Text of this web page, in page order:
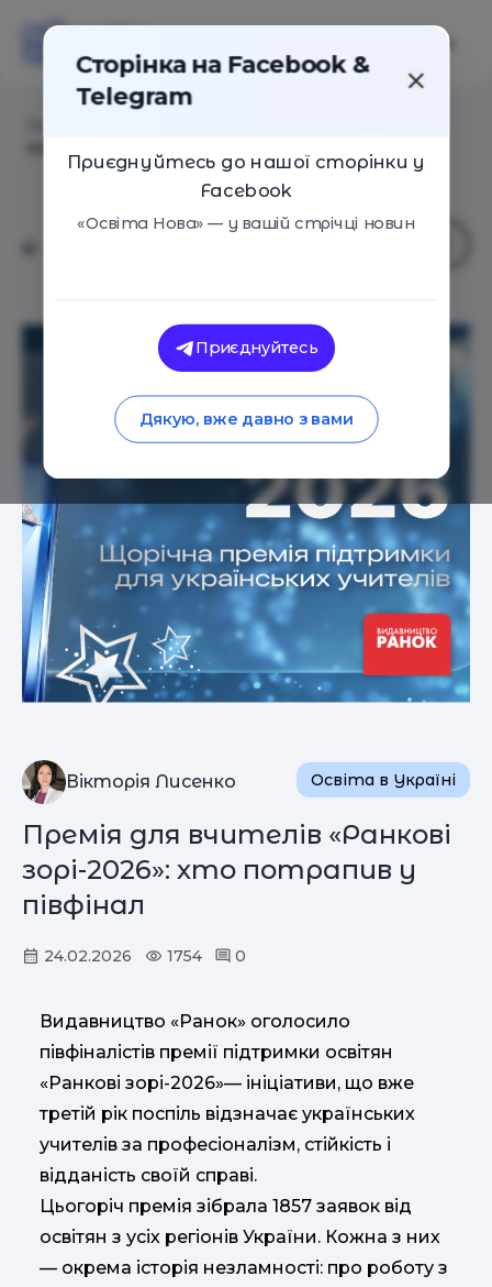
Вікторія Лисенко Освіта в Україні
Премія для вчителів «Ранкові
зорі-2026»: хто потрапив у
півфінал
24.02.2026 1754 0
Видавництво «Ранок» оголосило
півфіналістів премії підтримки освітян
«Ранкові зорі-2026»— ініціативи, що вже
третій рік поспіль відзначає українських
учителів за професіоналізм, стійкість і
відданість своїй справі.
Цьогоріч премія зібрала 1857 заявок від
освітян з усіх регіонів України. Кожна з них
— окрема історія незламності: про роботу з
Сторінка на Facebook &
Telegram
Приєднуйтесь до нашої сторінки у
Facebook
«Освіта Нова» — у вашій стрічці новин
Приєднуйтесь
Дякую, вже давно з вами